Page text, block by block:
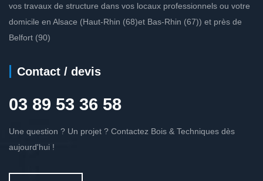
vos travaux de structure dans vos locaux professionnels ou votre
domicile en Alsace (Haut-Rhin (68)et Bas-Rhin (67)) et près de
Belfort (90)
Contact / devis
03 89 53 36 58
Une question ? Un projet ? Contactez Bois & Techniques dès
aujourd'hui !